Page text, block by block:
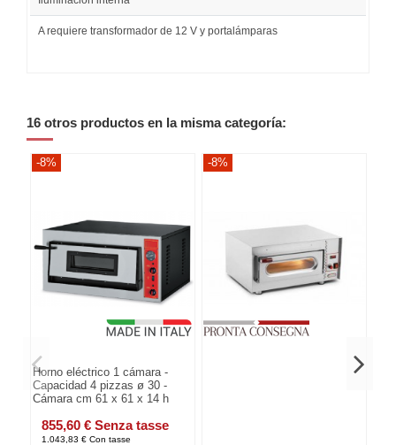
A requiere transformador de 12 V y portalámparas
16 otros productos en la misma categoría:
-8%
Horno eléctrico 1 cámara -
Capacidad 4 pizzas ø 30 -
Cámara cm 61 x 61 x 14 h
855,60 € Senza tasse
1.043,83 € Con tasse
-8%